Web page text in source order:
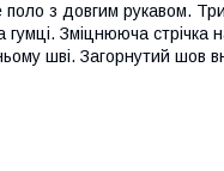
поло з довгим рукавом.
гумці. Зміцнююча стрічка
шві. Загорнутий шов